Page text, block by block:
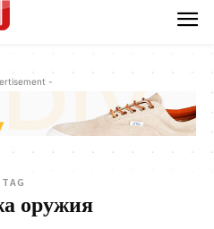
-
TAG
оружия